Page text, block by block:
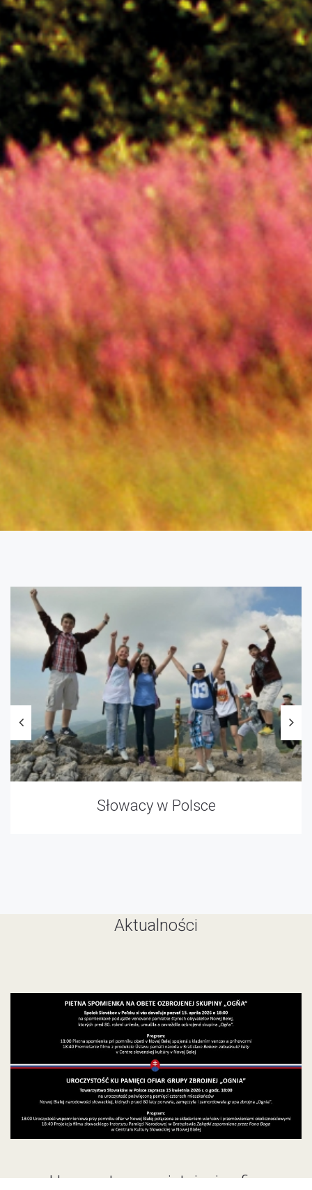
Słowacy w Polsce
Aktualności
Uroczyste upamiętnienie ofiar